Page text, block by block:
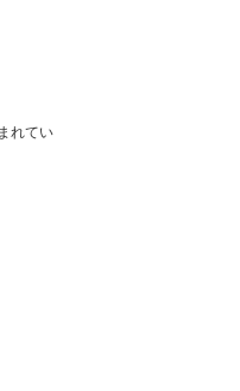
れてい